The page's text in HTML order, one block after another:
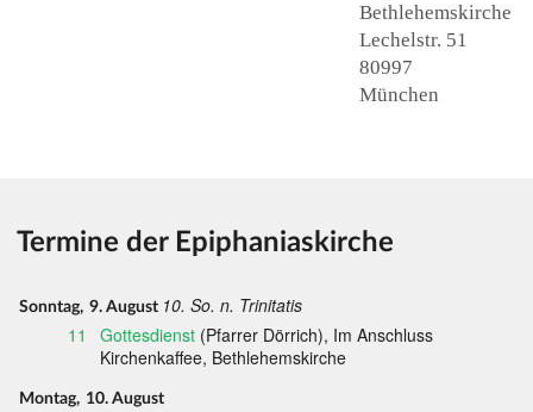
Bethlehemskirche
Lechelstr. 51
80997
München
Termine der Epiphaniaskirche
Sonntag, 9. August 10. So. n. Trinitatis
11
Gottesdienst (Pfarrer Dörrich), Im Anschluss
Kirchenkaffee, Bethlehemskirche
Montag, 10. August